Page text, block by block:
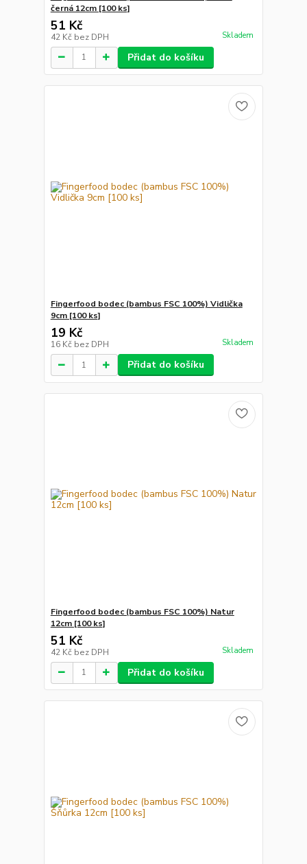
černá 12cm [100 ks]
51 Kč
42 Kč bez DPH Skladem
Přidat do košíku
Fingerfood bodec (bambus FSC 100%) Vidlička
9cm [100 ks]
19 Kč
16 Kč bez DPH Skladem
Přidat do košíku
Fingerfood bodec (bambus FSC 100%) Natur
12cm [100 ks]
51 Kč
42 Kč bez DPH Skladem
Přidat do košíku